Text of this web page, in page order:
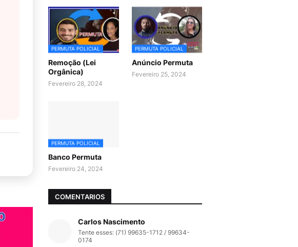
PERMUTA POLICIAL
Remoção (Lei
Orgânica)
Fevereiro 28, 2024
PERMUTA POLICIAL
Anúncio Permuta
Fevereiro 25, 2024
PERMUTA POLICIAL
Banco Permuta
Fevereiro 24, 2024
COMENTARIOS
Carlos Nascimento
Tente esses: (71) 99635-1712 / 99634-
0174